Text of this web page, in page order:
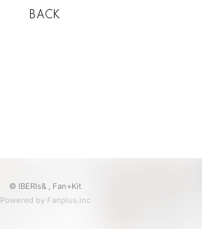
BACK
© IBERIs& , Fan+Kit
Powered by Fanplus.inc